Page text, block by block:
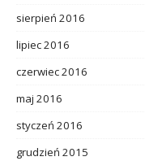
sierpień 2016
lipiec 2016
czerwiec 2016
maj 2016
styczeń 2016
grudzień 2015